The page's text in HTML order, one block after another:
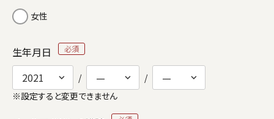
女性
生年月日
※設定すると変更できません